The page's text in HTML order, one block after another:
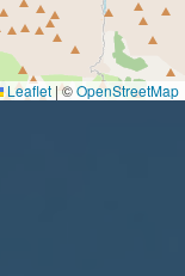
Leaflet |©OpenStreetMap